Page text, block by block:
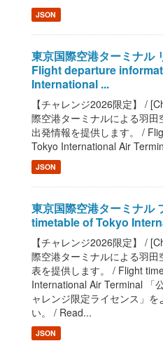
JSON
東京国際空港ターミナル
Flight departure
International ...
【チャレンジ2026限定】 /
際空港ターミナルによる羽
出発情報を提供します。 /
Tokyo International Air
JSON
東京国際空港ターミナル
timetable of Tokyo
【チャレンジ2026限定】 /
際空港ターミナルによる羽
表を提供します。 / Flight
International Air Terminal 「
ャレンジ限定ライセンス」
い。 / Read...
JSON